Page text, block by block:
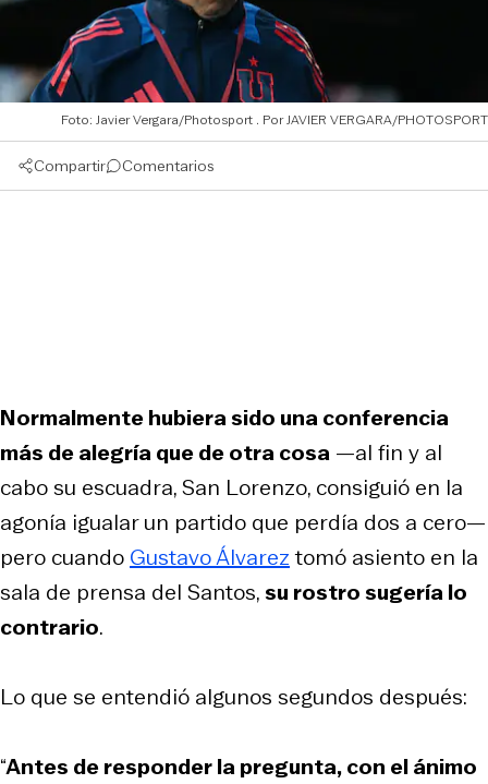
Foto: Javier Vergara/Photosport JAVIER VERGARA/PHOTOSPORT
Compartir Comentarios
Normalmente hubiera sido una conferencia
más de alegría que de otra cosa —al fin y al
cabo su escuadra, San Lorenzo, consiguió en la
agonía igualar un partido que perdía dos a cero—
pero cuando Gustavo Álvareztomó asiento en la
sala de prensa del Santos,su rostro sugería lo
contrario.
Lo que se entendió algunos segundos después:
“Antes de responder la pregunta, con el ánimo